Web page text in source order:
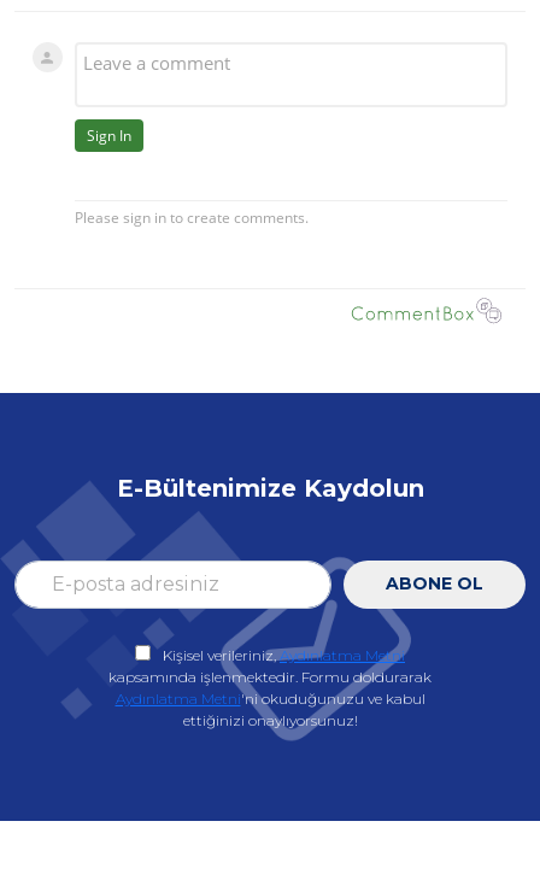
E-Bültenimize Kaydolun
ABONE OL
Kişisel verileriniz, Aydınlatma Metni
kapsamında işlenmektedir. Formu doldurarak
Aydınlatma Metni'ni okuduğunuzu ve kabul
ettiğinizi onaylıyorsunuz!